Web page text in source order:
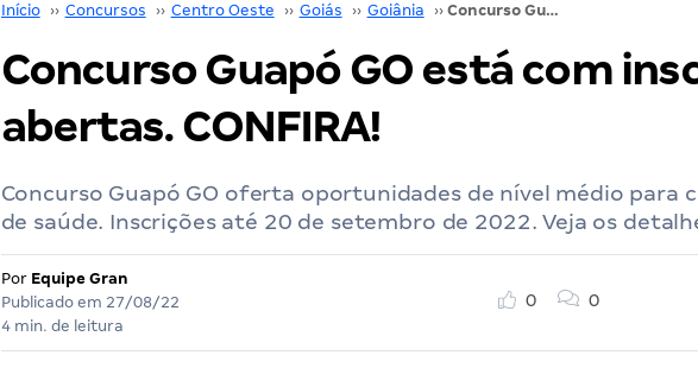
Início ›› Concursos ›› Centro Oeste ›› Goiás ›› Goiânia ›› Concurso Guapó GO está com inscrições abertas. CONFIRA!
Concurso Guapó GO está com
abertas. CONFIRA!
Concurso Guapó GO oferta oportunidades de nível médio para
de saúde. Inscrições até 20 de setembro de 2022. Veja os
Por Equipe Gran
Publicado em 27/08/22
4 min. de leitura
0 0